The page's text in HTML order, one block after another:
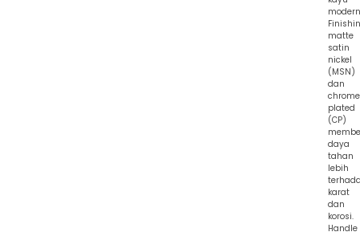
matte
satin
nickel
(MSN)
dan
chrome
plated
(CP)
daya
tahan
lebih
karat
dan
korosi.
Handle